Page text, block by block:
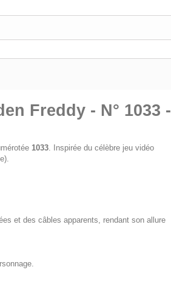
Freddy - N° 1033 -
1033. Inspirée du célèbre jeu vidéo
et des câbles apparents, rendant son allure